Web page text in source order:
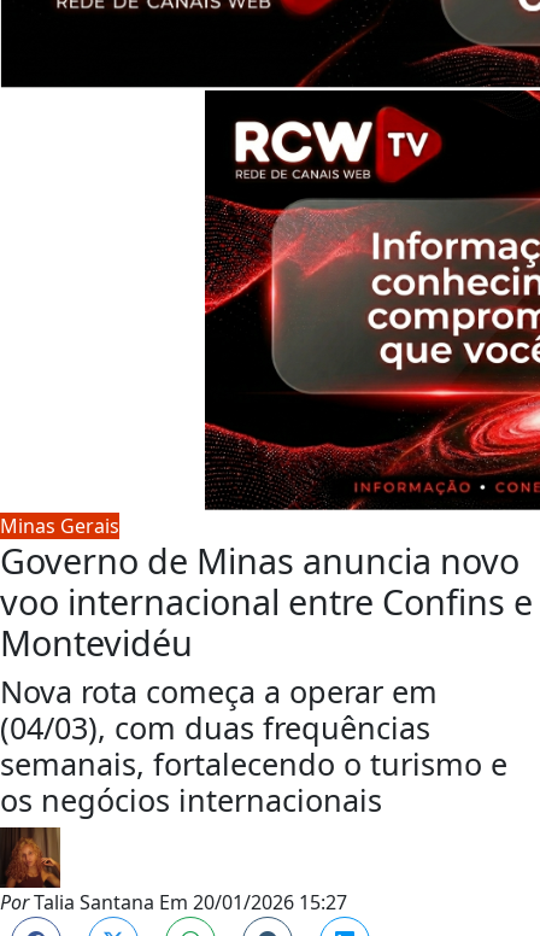
Minas Gerais
Governo de Minas anuncia novo
voo internacional entre Confins e
Montevidéu
Nova rota começa a operar em
(04/03), com duas frequências
semanais, fortalecendo o turismo e
os negócios internacionais
PorTalia Santana Em 20/01/2026 15:27